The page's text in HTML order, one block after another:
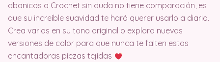
abanicos a Crochet sin duda no tiene comparación, es
que su increíble suavidad te hará querer usarlo a diario.
Crea varios en su tono original o explora nuevas
versiones de color para que nunca te falten estas
encantadoras piezas tejidas